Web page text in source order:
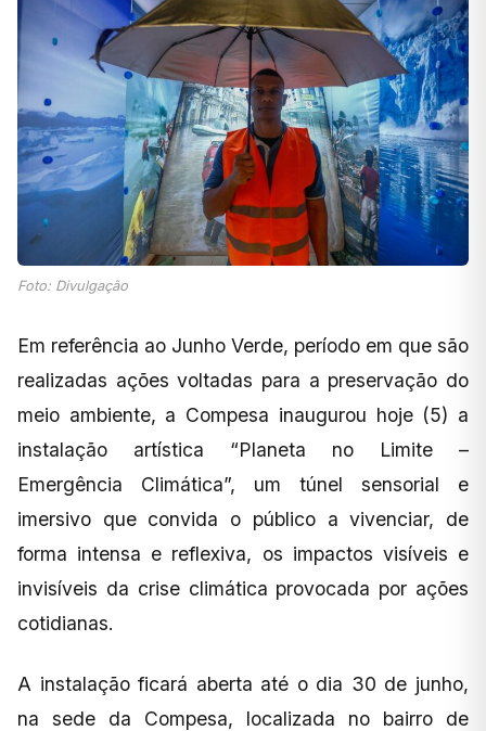
Foto: Divulgação
Em referência ao Junho Verde, período em que são
realizadas ações voltadas para a preservação do
meio ambiente, a Compesa inaugurou hoje (5) a
instalação artística “Planeta no Limite –
Emergência Climática”, um túnel sensorial e
imersivo que convida o público a vivenciar, de
forma intensa e reflexiva, os impactos visíveis e
invisíveis da crise climática provocada por ações
cotidianas.
A instalação ficará aberta até o dia 30 de junho,
na sede da Compesa, localizada no bairro de